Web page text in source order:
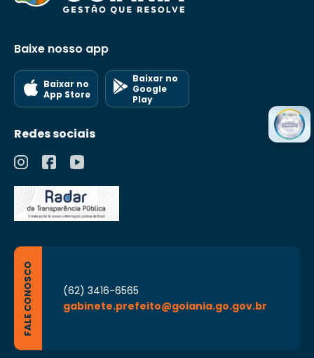
Baixe nosso app
Baixar no
App Store
Baixar no
Google
Play
Redes sociais
FALE CONOSCO
(62) 3416-6565
gabinete.prefeito@goiania.go.gov.br